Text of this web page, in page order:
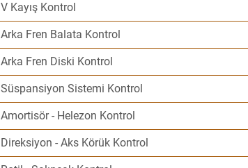
V Kayış Kontrol
Arka Fren Balata Kontrol
Arka Fren Diski Kontrol
Süspansiyon Sistemi Kontrol
Amortisör - Helezon Kontrol
Direksiyon - Aks Körük Kontrol